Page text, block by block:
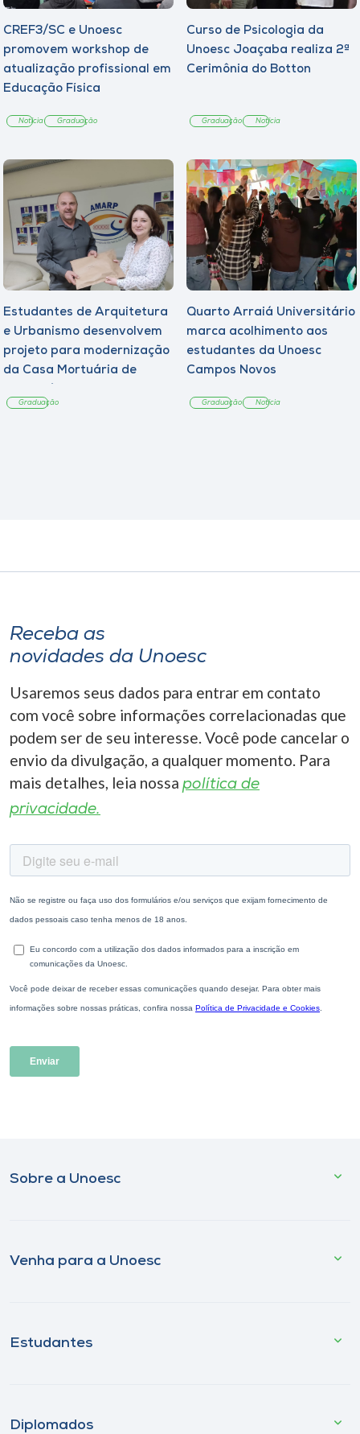
CREF3/SC e Unoesc
promovem workshop de
atualização profissional em
Educação Física
Notícia Graduação
Curso de Psicologia da
Unoesc Joaçaba realiza 2ª
Cerimônia do Botton
Graduação Notícia
Estudantes de Arquitetura
e Urbanismo desenvolvem
projeto para modernização
da Casa Mortuária de
Graduação
Quarto Arraiá Universitário
marca acolhimento aos
estudantes da Unoesc
Campos Novos
Graduação Notícia
Receba as
novidades da Unoesc
Usaremos seus dados para entrar em contato
com você sobre informações correlacionadas que
podem ser de seu interesse. Você pode cancelar o
envio da divulgação, a qualquer momento. Para
mais detalhes, leia nossa política de
privacidade.
Sobre a Unoesc
Venha para a Unoesc
Estudantes
Diplomados